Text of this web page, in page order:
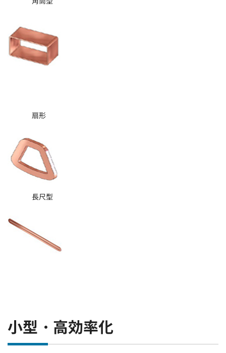
扇形
長尺型
小型・高効率化